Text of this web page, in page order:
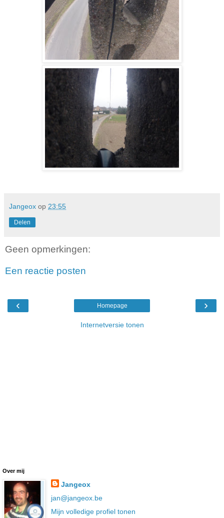
Jangeox op 23:55
Delen
Geen opmerkingen:
Een reactie posten
‹ ›
Homepage
Internetversie tonen
Over mij
Jangeox
jan@jangeox.be
Mijn volledige profiel tonen